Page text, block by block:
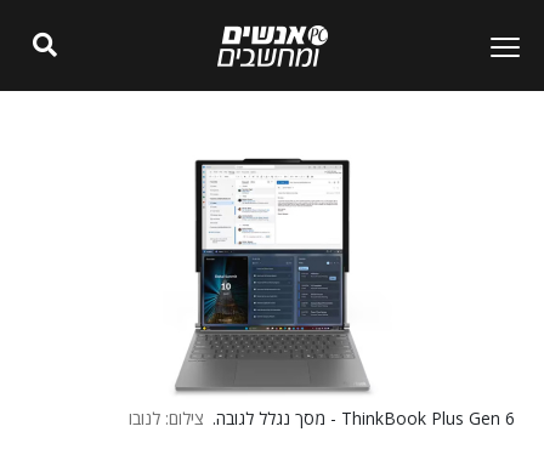
ThinkBook Plus Gen 6 - מסך נגלל לגובה. צילום: לנובו